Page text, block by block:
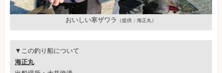
おいしい寒ザワラ （提供：海正丸）
▼この釣り船について
海正丸